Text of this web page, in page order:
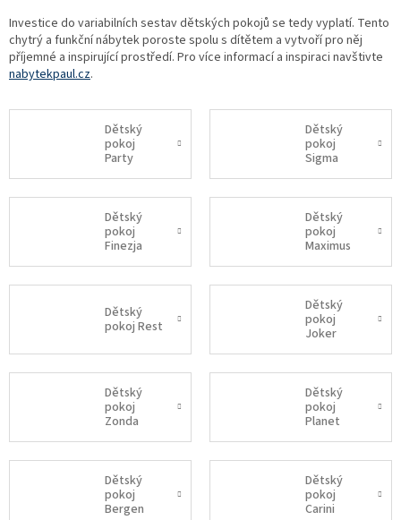
Investice do variabilních sestav dětských pokojů se tedy vyplatí. Tento
chytrý a funkční nábytek poroste spolu s dítětem a vytvoří pro něj
příjemné a inspirující prostředí. Pro více informací a inspiraci navštivte
nabytekpaul.cz.
Dětský
pokoj
Party
Dětský
pokoj
Sigma
Dětský
pokoj
Finezja
Dětský
pokoj
Maximus
Dětský
pokoj Rest
Dětský
pokoj
Joker
Dětský
pokoj
Zonda
Dětský
pokoj
Planet
Dětský
pokoj
Bergen
Dětský
pokoj
Carini